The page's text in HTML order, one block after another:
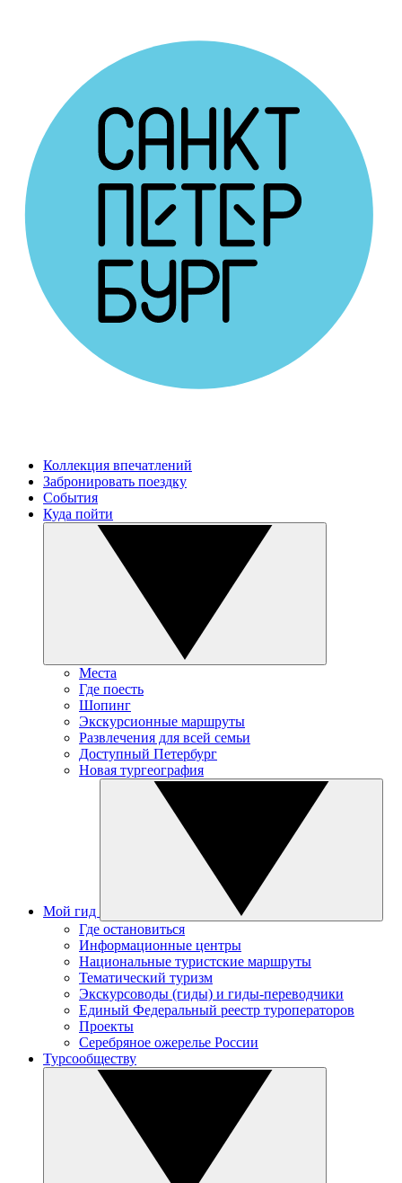
Коллекция впечатлений
Забронировать поездку
События
Куда пойти
Места
Где поесть
Шопинг
Экскурсионные маршруты
Развлечения для всей семьи
Доступный Петербург
Новая тургеография
Мой гид
Где остановиться
Информационные центры
Национальные туристские маршруты
Тематический туризм
Экскурсоводы (гиды) и гиды-переводчики
Единый Федеральный реестр туроператоров
Проекты
Серебряное ожерелье России
Турсообществу